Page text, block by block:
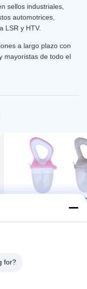
sellos industriales,
automotrices,
LSR y HTV.
a largo plazo con
mayoristas de todo el
Bolsa de red de
for?